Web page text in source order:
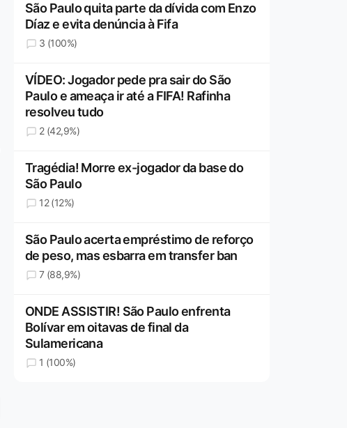
São Paulo quita parte da dívida com Enzo
Díaz e evita denúncia à Fifa
3 (100%)
VÍDEO: Jogador pede pra sair do São
Paulo e ameaça ir até a FIFA! Rafinha
resolveu tudo
2 (42,9%)
Tragédia! Morre ex-jogador da base do
São Paulo
12 (12%)
São Paulo acerta empréstimo de reforço
de peso, mas esbarra em transfer ban
7 (88,9%)
ONDE ASSISTIR! São Paulo enfrenta
Bolívar em oitavas de final da
Sulamericana
1 (100%)